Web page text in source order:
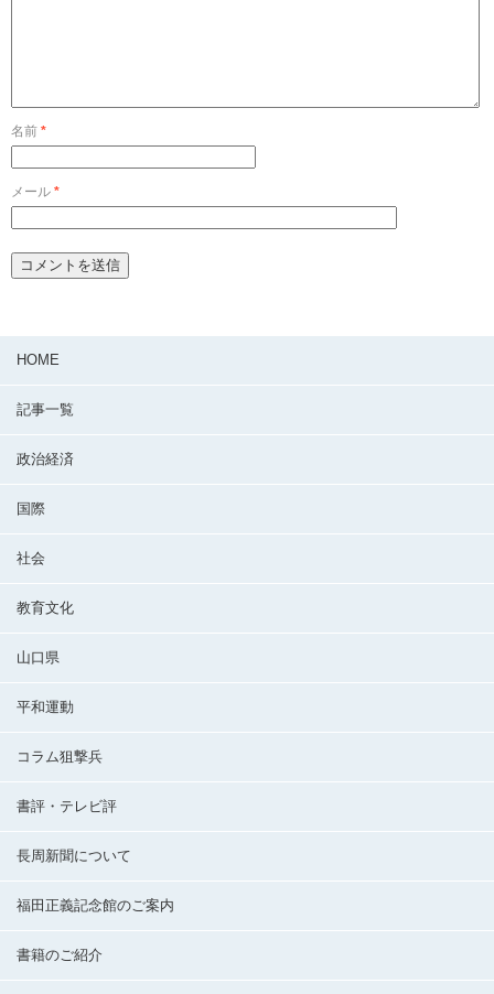
名前 *
メール *
HOME
記事一覧
政治経済
国際
社会
教育文化
山口県
平和運動
コラム狙撃兵
書評・テレビ評
長周新聞について
福田正義記念館のご案内
書籍のご紹介